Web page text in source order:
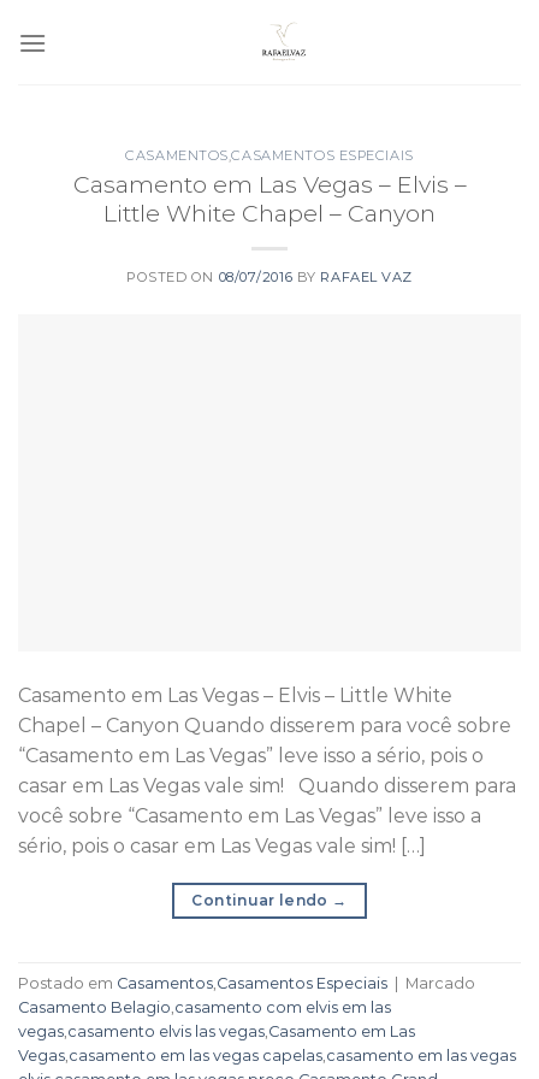
CASAMENTOS,CASAMENTOS ESPECIAIS
Casamento em Las Vegas – Elvis –
Little White Chapel – Canyon
POSTED ON 08/07/2016 BY RAFAEL VAZ
Casamento em Las Vegas – Elvis – Little White
Chapel – Canyon Quando disserem para você sobre
“Casamento em Las Vegas” leve isso a sério, pois o
casar em Las Vegas vale sim! Quando disserem para
você sobre “Casamento em Las Vegas” leve isso a
sério, pois o casar em Las Vegas vale sim! […]
Continuar lendo →
Postado em Casamentos Casamentos Especiais | Marcado
Casamento Belagio casamento com elvis em las
vegas casamento elvis las vegas Casamento em Las
Vegas casamento em las vegas capelas casamento em las vegas